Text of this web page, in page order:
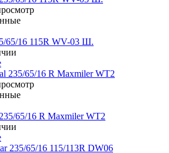
65/16 115R WV-03 Ш.
65/16 R Maxmiler WT2